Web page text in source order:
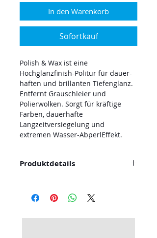
In den Warenkorb
Sofortkauf
Polish & Wax ist eine
Hochglanzfinish-Politur für dauer-
haften und brillanten Tiefenglanz.
Entfernt Grauschleier und
Polierwolken. Sorgt für kräftige
Farben, dauerhafte
Langzeitversiegelung und
extremen Wasser-AbperlEffekt.
Produktdetails
Hochglanzfinish-Politur für
dauerhaften und brillanten